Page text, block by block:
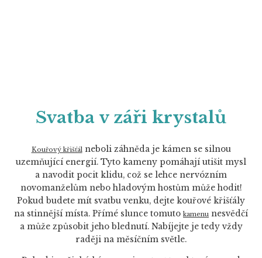
Svatba v záři krystalů
Kouřový křišťálneboli záhněda je kámen se silnou
uzemňující energií. Tyto kameny pomáhají utišit mysl
a navodit pocit klidu, což se lehce nervózním
novomanželům nebo hladovým hostům může hodit!
Pokud budete mít svatbu venku, dejte kouřové křišťály
na stinnější místa. Přímé slunce tomuto kamenu nesvědčí
a může způsobit jeho blednutí. Nabíjejte je tedy vždy
raději na měsíčním světle.